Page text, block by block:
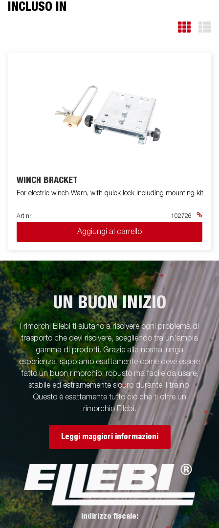
INCLUSO IN
WINCH BRACKET
For electric winch Warn, with quick lock including mounting kit
Art nr 102726
Aggiungi al carrello
UN BUON INIZIO
I rimorchi Ellebi ti aiutano a risolvere ogni problema di
trasporto che devi risolvere, scegliendo tra un'ampia
gamma di prodotti. Grazie alla nostra lunga
esperienza, sappiamo esattamente come deve essere
fatto un buon rimorchio: robusto ma facile da usare,
stabile ed estramemente sicuro durante il traino.
Questo è esattamente tutto ciò che ti offre un
rimorchio Ellebi.
Leggi maggiori informazioni
Indirizzo fiscale: